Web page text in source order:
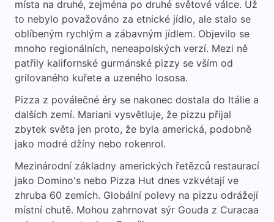
místa na druhé, zejména po druhé světové válce. Už
to nebylo považováno za etnické jídlo, ale stalo se
oblíbeným rychlým a zábavným jídlem. Objevilo se
mnoho regionálních, neneapolských verzí. Mezi ně
patřily kalifornské gurmánské pizzy se vším od
grilovaného kuřete a uzeného lososa.
Pizza z poválečné éry se nakonec dostala do Itálie a
dalších zemí. Mariani vysvětluje, že pizzu přijal
zbytek světa jen proto, že byla americká, podobně
jako modré džíny nebo rokenrol.
Mezinárodní základny amerických řetězců restaurací
jako Domino's nebo Pizza Hut dnes vzkvétají ve
zhruba 60 zemích. Globální polevy na pizzu odrážejí
místní chutě. Mohou zahrnovat sýr Gouda z Curacaa